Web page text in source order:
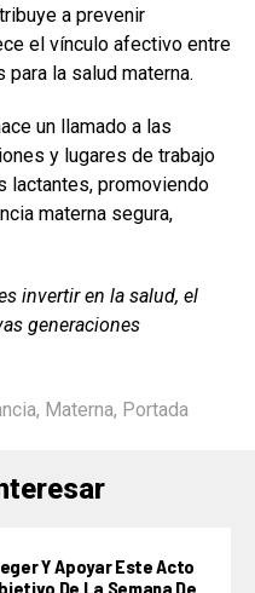
a prevenir
el vínculo afectivo entre
la salud materna.
un llamado a las
y lugares de trabajo
lactantes, promoviendo
materna segura,
invertir en la salud, el
generaciones
, Materna, Portada
Y Apoyar Este Acto
De La Semana De